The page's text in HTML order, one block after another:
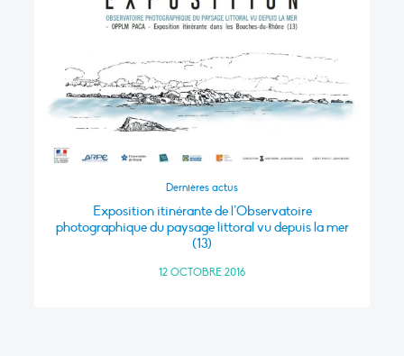
Dernières actus
Exposition itinérante de l’Observatoire
photographique du paysage littoral vu depuis la mer
(13)
12 OCTOBRE 2016